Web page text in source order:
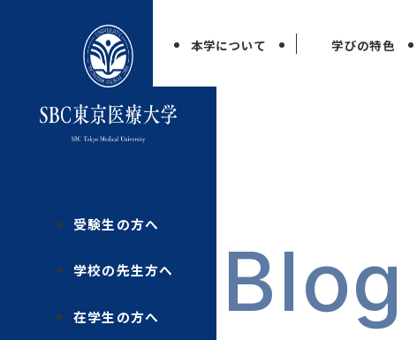
受験生の方へ
学校の先生方へ
在学生の方へ
本学について 学びの特色
Blog